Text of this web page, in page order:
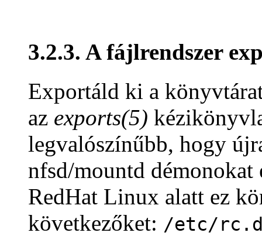
3.2.3. A fájlrendszer
Exportáld ki a
az exports(5)
legvalószínűbb, hogy
nfsd/mountd démonokat
RedHat Linux alatt ez
következőket: /etc/